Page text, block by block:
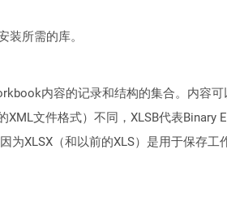
装所需的库。
内容的记录和结构的集合。内容
文件格式）不同，XLSB代表Binary
为XLSX（和以前的XLS）是用于保存